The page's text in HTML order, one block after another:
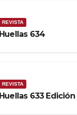
REVISTA
Huellas 634
REVISTA
Huellas 633